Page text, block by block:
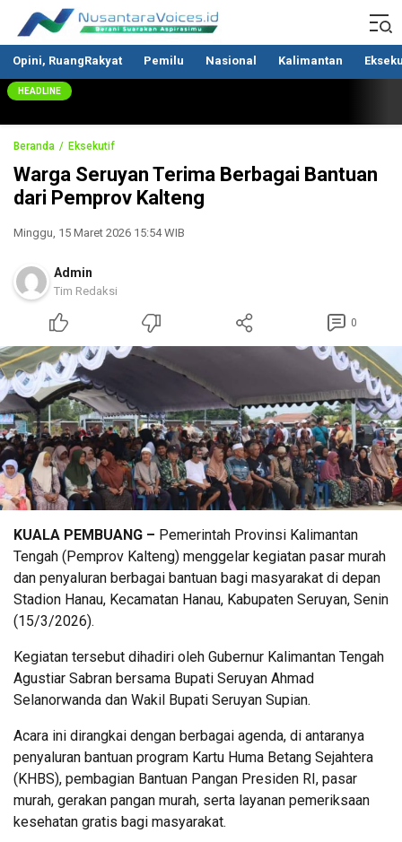
Nusantaravoices.id
Berani Suarakan Aspirasimu
Opini, RuangRakyat Pemilu Nasional Kalimantan
HEADLINE
Beranda Eksekutif
Warga Seruyan Terima Berbagai Bantuan
dari Pemprov Kalteng
Minggu, 15 Maret 2026 15:54 WIB
Admin
Tim Redaksi
0
KUALA PEMBUANG – Pemerintah Provinsi Kalimantan
Tengah (Pemprov Kalteng) menggelar kegiatan pasar murah
dan penyaluran berbagai bantuan bagi masyarakat di depan
Stadion Hanau, Kecamatan Hanau, Kabupaten Seruyan, Senin
(15/3/2026).
Kegiatan tersebut dihadiri oleh Gubernur Kalimantan Tengah
Agustiar Sabran bersama Bupati Seruyan Ahmad
Selanorwanda dan Wakil Bupati Seruyan Supian.
Acara ini dirangkai dengan berbagai agenda, di antaranya
penyaluran bantuan program Kartu Huma Betang Sejahtera
(KHBS), pembagian Bantuan Pangan Presiden RI, pasar
murah, gerakan pangan murah, serta layanan pemeriksaan
kesehatan gratis bagi masyarakat.